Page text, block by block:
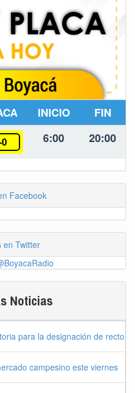
INICIO FIN
6:00 20:00
Facebook
en Twitter
Noticias
para la designación de rector
campesino este viernes